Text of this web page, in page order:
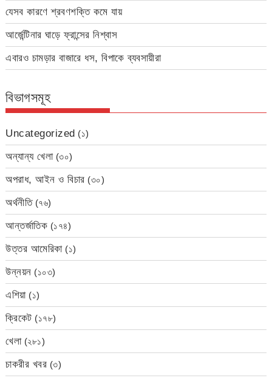
যেসব কারণে শ্রবণশক্তি কমে যায়
আর্জেন্টিনার ঘাড়ে ফ্রান্সের নিশ্বাস
এবারও চামড়ার বাজারে ধস, বিপাকে ব্যবসায়ীরা
বিভাগসমূহ
Uncategorized (১)
অন্যান্য খেলা(৩০)
অপরাধ, আইন ও বিচার (৩০)
অর্থনীতি(৭৬)
আন্তর্জাতিক (১৭৪)
উত্তর আমেরিকা(১)
উন্নয়ন (১০৩)
এশিয়া(১)
ক্রিকেট (১৭৮)
খেলা(২৮১)
চাকরীর খবর (৩)